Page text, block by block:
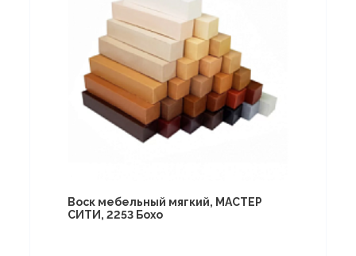
Воск мебельный мягкий, МАСТЕР
СИТИ, 2253 Бохо